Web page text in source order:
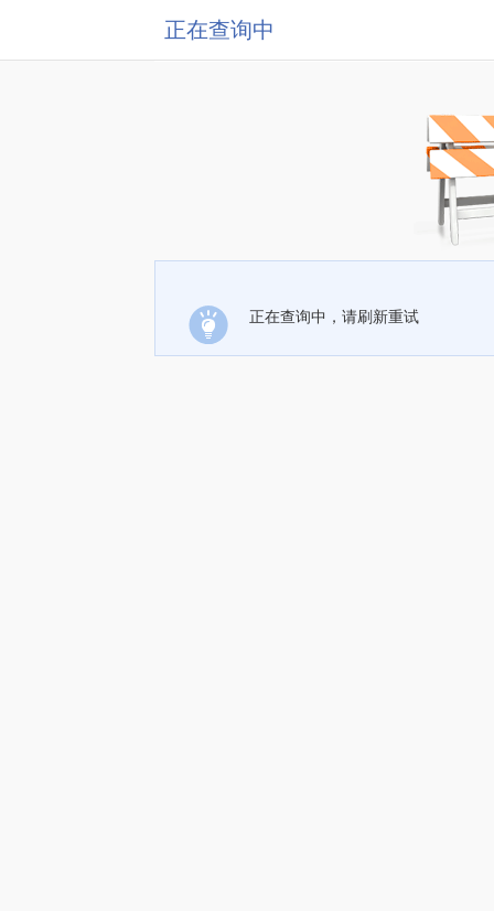
正在查询中
正在查询中，请刷新重试